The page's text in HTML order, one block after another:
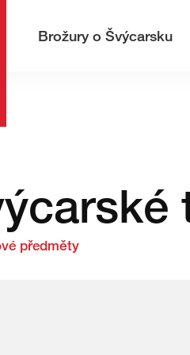
Hlavní navigace
Brožury o Švýcarsku
Hledej
předměty